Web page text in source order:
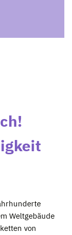
Weltgebäude
von